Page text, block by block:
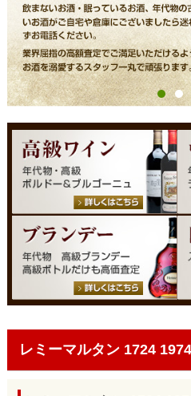
レミーマルタン 1724